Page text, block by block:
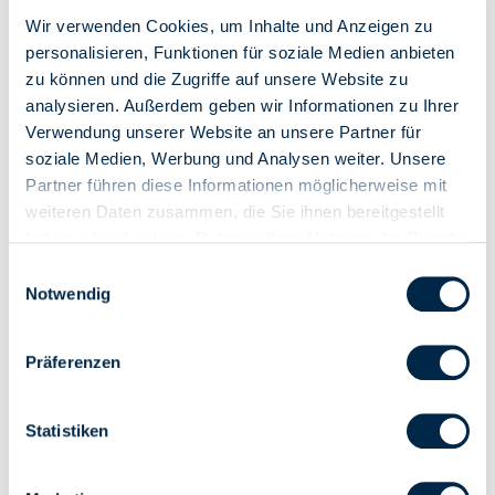
Wir verwenden Cookies, um Inhalte und Anzeigen zu
personalisieren, Funktionen für soziale Medien anbieten
zu können und die Zugriffe auf unsere Website zu
analysieren. Außerdem geben wir Informationen zu Ihrer
Verwendung unserer Website an unsere Partner für
soziale Medien, Werbung und Analysen weiter. Unsere
Partner führen diese Informationen möglicherweise mit
weiteren Daten zusammen, die Sie ihnen bereitgestellt
Notwendig
Präferenzen
Statistiken
Haupteigenschaften
Artikel Nr.
Max.
Abtriebsdrehmoment
(Nm)
Durchmesser Motorkopf
CMT45101700 10 45 Metall
CMT45151700 15 45 Metall
Metall
CMT45401700 Metall
Metall